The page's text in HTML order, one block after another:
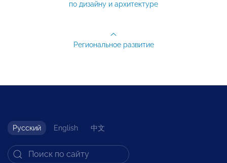
по дизайну и архитектуре
Региональное развитие
Русский English 中文